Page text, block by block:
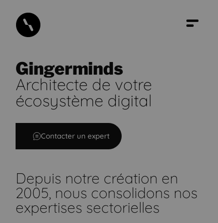
GINGERMINDS, agence digitale business &
Gingerminds
Architecte de votre
écosystème digital
Contacter un expert
Depuis notre création en
2005, nous consolidons nos
expertises sectorielles